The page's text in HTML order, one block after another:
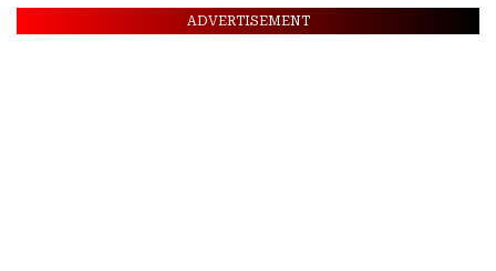
ADVERTISEMENT